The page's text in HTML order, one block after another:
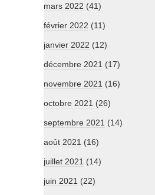
mars 2022 (41)
février 2022 (11)
janvier 2022 (12)
décembre 2021 (17)
novembre 2021 (16)
octobre 2021 (26)
septembre 2021 (14)
août 2021 (16)
juillet 2021 (14)
juin 2021 (22)